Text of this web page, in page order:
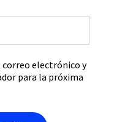
correo electrónico y
para la próxima